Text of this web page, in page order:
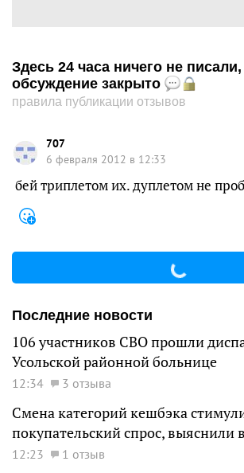
Здесь 24 часа ничего не
обсуждение закрыто
правила публикации отзывов
707
6 февраля 2012 в 12:33
бей триплетом их. дуплетом не
Последние новости
106 участников СВО прошли
Усольской районной больнице
12:34 3 отзыва
Смена категорий кешбэка
покупательский спрос, выяснили
12:23 1 отзыв